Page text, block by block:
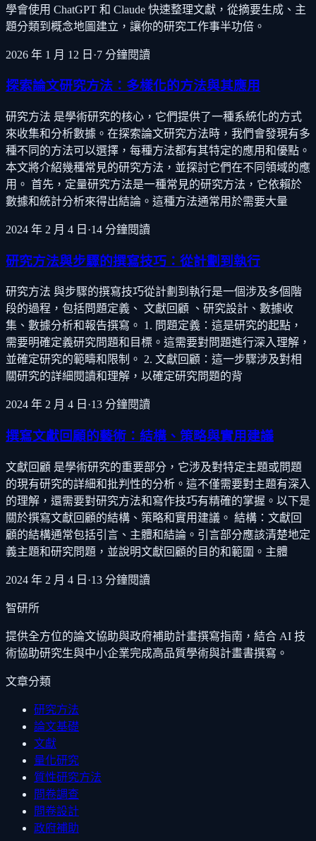
學會使用 ChatGPT 和 Claude 快速整理文獻，從摘要生成、主
題分類到概念地圖建立，讓你的研究工作事半功倍。
2026 年 1 月 12 日 ·7 分鐘閱讀
探索論文研究方法：多樣化的方法與其應用
研究方法 是學術研究的核心，它們提供了一種系統化的方式
來收集和分析數據。在探索論文研究方法時，我們會發現有多
種不同的方法可以選擇，每種方法都有其特定的應用和優點。
本文將介紹幾種常見的研究方法，並探討它們在不同領域的應
用。 首先，定量研究方法是一種常見的研究方法，它依賴於
數據和統計分析來得出結論。這種方法通常用於需要大量
2024 年 2 月 4 日 ·14 分鐘閱讀
研究方法與步驟的撰寫技巧：從計劃到執行
研究方法 與步驟的撰寫技巧從計劃到執行是一個涉及多個階
段的過程，包括問題定義、 文獻回顧 、研究設計、數據收
集、數據分析和報告撰寫。 1. 問題定義：這是研究的起點，
需要明確定義研究問題和目標。這需要對問題進行深入理解，
並確定研究的範疇和限制。 2. 文獻回顧：這一步驟涉及對相
關研究的詳細閱讀和理解，以確定研究問題的背
2024 年 2 月 4 日 ·13 分鐘閱讀
撰寫文獻回顧的藝術：結構、策略與實用建議
文獻回顧 是學術研究的重要部分，它涉及對特定主題或問題
的現有研究的詳細和批判性的分析。這不僅需要對主題有深入
的理解，還需要對研究方法和寫作技巧有精確的掌握。以下是
關於撰寫文獻回顧的結構、策略和實用建議。 結構：文獻回
顧的結構通常包括引言、主體和結論。引言部分應該清楚地定
義主題和研究問題，並說明文獻回顧的目的和範圍。主體
2024 年 2 月 4 日 ·13 分鐘閱讀
智研所
提供全方位的論文協助與政府補助計畫撰寫指南，結合 AI 技
術協助研究生與中小企業完成高品質學術與計畫書撰寫。
文章分類
研究方法
論文基礎
文獻
量化研究
質性研究方法
問卷調查
問卷設計
政府補助